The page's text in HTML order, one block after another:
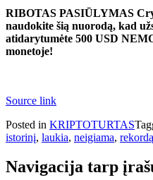
RIBOTAS PASIŪLYMAS
naudokite šią nuorodą, kad
atidarytumėte 500 USD
monetoje!
Source link
Posted in KRIPTOTURTAS
istorinį, laukia, neigiama, rekordą
Navigacija tarp